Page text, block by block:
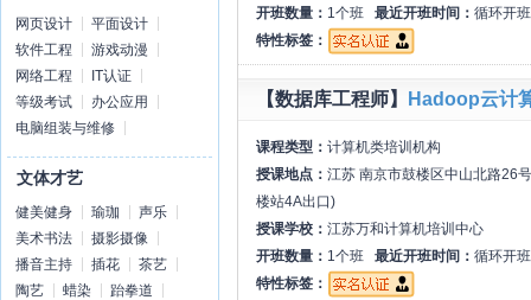
网页设计
平面设计
软件工程
游戏动漫
网络工程
IT认证
等级考试
办公应用
电脑组装与维修
文体才艺
健美健身 瑜珈
声乐
美术书法
摄影摄像
播音主持
插花
茶艺
陶艺
蜡染
跆拳道
开班数量： 1个班 最近开班时间： 循环开班
特性标签：
【数据库工程师】 Hadoop云计
课程类型： 计算机类培训机构
授课地点： 江苏 南京市鼓楼区中山北路26
楼站4A出口)
授课学校： 江苏万和计算机培训中心
开班数量： 1个班 最近开班时间： 循环开班
特性标签：